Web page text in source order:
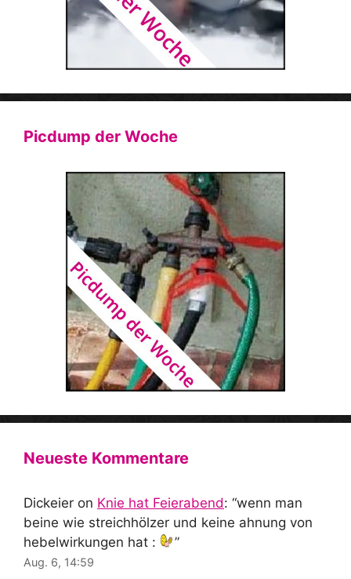
Picdump der Woche
Neueste Kommentare
Dickeier on Knie hat Feierabend: “wenn man
beine wie streichhölzer und keine ahnung von
hebelwirkungen hat :
”
Aug. 6, 14:59